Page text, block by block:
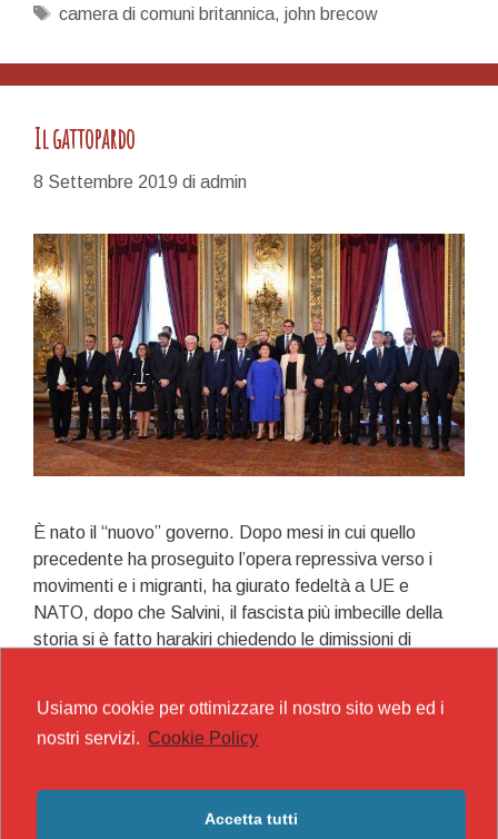
Tag
camera di comuni britannica, john brecow
Il gattopardo
8 Settembre 2019 di admin
È nato il “nuovo” governo. Dopo mesi in cui quello
precedente ha proseguito l’opera repressiva verso i
movimenti e i migranti, ha giurato fedeltà a UE e
NATO, dopo che Salvini, il fascista più imbecille della
storia si è fatto harakiri chiedendo le dimissioni di
Leggi tuttoIl
gattopardo
politica
Usiamo cookie per ottimizzare il nostro sito web ed i
nostri servizi. Cookie Policy
Accetta tutti